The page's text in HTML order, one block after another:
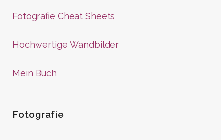
Fotografie Cheat Sheets
Hochwertige Wandbilder
Mein Buch
Fotografie